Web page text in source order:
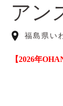
アン
福島県い
【2026年